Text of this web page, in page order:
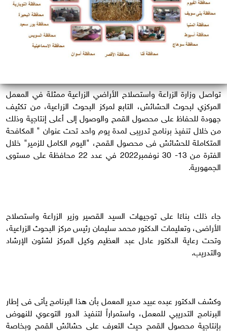
تواصل وزارة الزراعة واستصلاح الأراضي الزراعية ممثلة في المعمل
المركزي لبحوث الحشائش، التابع لمركز البحوث الزراعية، من تكثيف
جهودة للحفاظ على محصول القمح والوصول إلى أعلى إنتاجية وذلك
من خلال تنفيذ برنامج تدريبى لمدة يوم واحد تحت عنوان " المكافحة
المتكاملة للحشائش فى محصول القمح، "اليوم الكامل للزمير" خلال
الفترة من 13- 30 نوفمبر2022 في عدد 22 محافظة على مستوى
الجمهورية.
جاء ذلك بناءًا على توجيهات السيد القصير وزير الزراعة واستصلاح
الأراضى، وتعليمات الدكتور محمد سليمان رئيس مركز البحوث الزراعية،
وتحت رعاية الدكتور عادل عبد العظيم وكيل المركز لشئون الإرشاد
والتدريب.
وكشف الدكتور عبده عبيد مدير المعمل بأن هذا البرنامج يأتى فى إطار
البرنامج التدريبي للمعمل، واستمراراً لتنفيذ الدور التوعوي للنهوض
بإنتاجية محصول القمح حيث التعرف على حشائش القمح وبخاصة